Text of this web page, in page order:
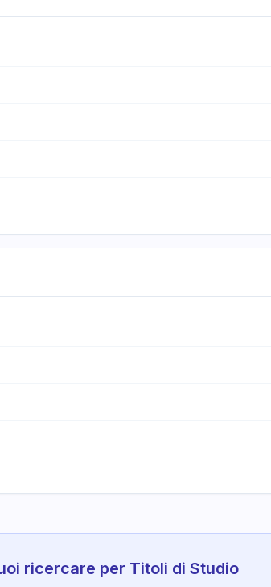
ricercare per Titoli di Studio